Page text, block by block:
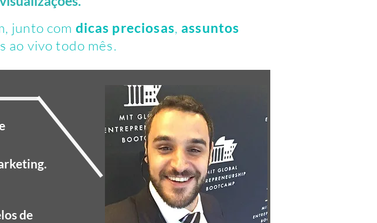
junto com dicas preciosas, assuntos
ao vivo todo mês.
de